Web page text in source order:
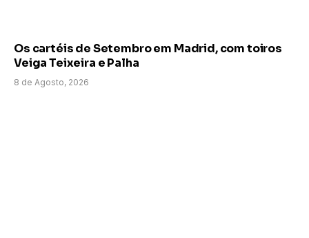
Os cartéis de Setembro em Madrid, com toiros
Veiga Teixeira e Palha
8 de Agosto, 2026